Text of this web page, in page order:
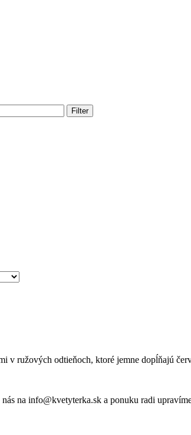
Filter
v ružových odtieňoch, ktoré jemne dopĺňajú
na info@kvetyterka.sk a ponuku radi